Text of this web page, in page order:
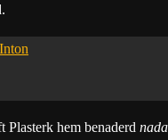
hem benaderd